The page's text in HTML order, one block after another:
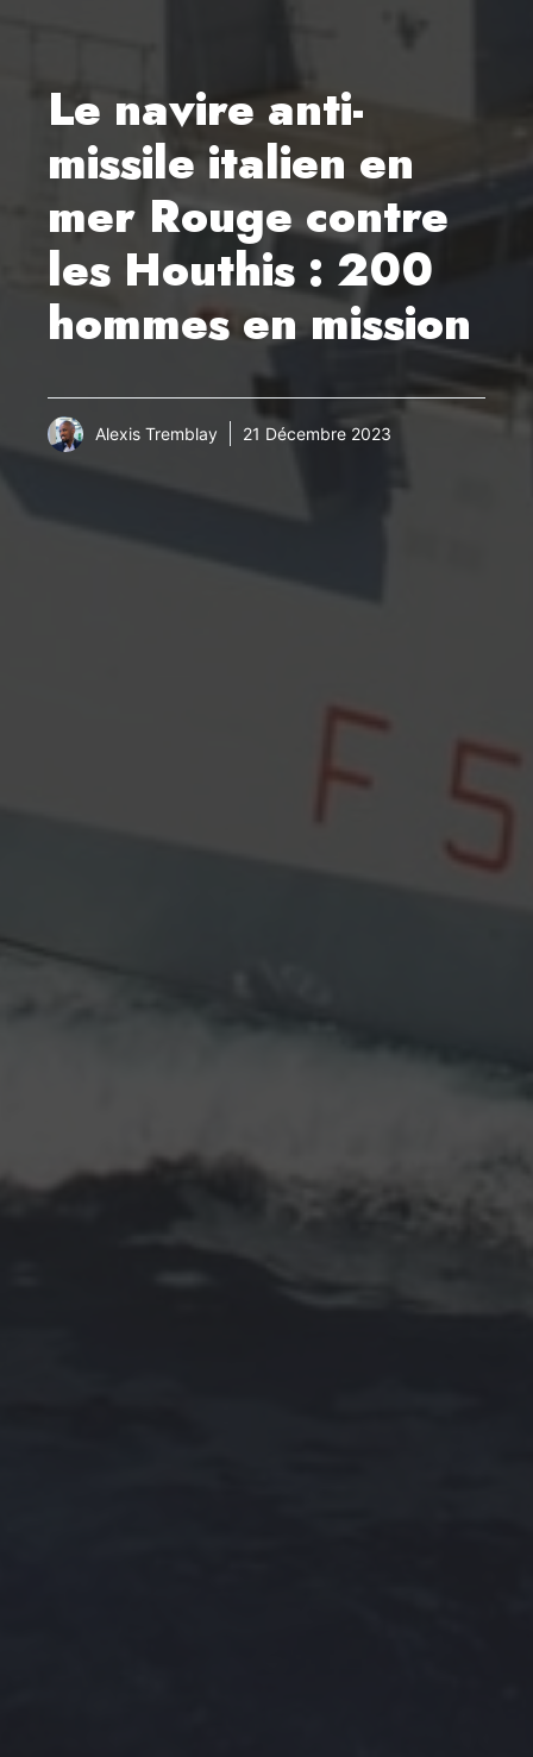
Le navire anti-
missile italien en
mer Rouge contre
les Houthis : 200
hommes en mission
Alexis Tremblay 21 Décembre 2023